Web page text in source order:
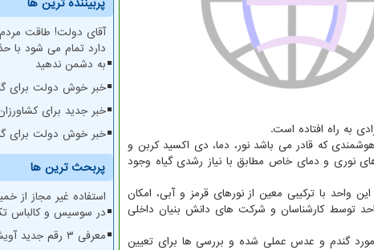
که قادر می باشد نور، دما، دی اکسید کربن و
نوری و دمای خاص مطابق با نیاز رشدی گیاه وجود
با ترکیبی معین از نورهای قرمز و آبی، امکان
توسط کارشناسان و شرکت های دانش بنیان داخلی
کوتاه سازی دوره رشد و به اصطلاح چرخه بذر تا بذر نزدیک به ۶۰ روز در مورد گندم و عدس عملی شده و بررسی ها برای تعیین
آقای دولت! طاقت مردم
دارد تمام می شود با
به دشمن ندهید
خبر خوش دولت برای
خبر جدید برای
خبر خوش دولت برای
پربحث ترین ها
استفاده غیر مجاز از
در سوسیس و کالباس
معرفی ۳ رقم جدید آویشن